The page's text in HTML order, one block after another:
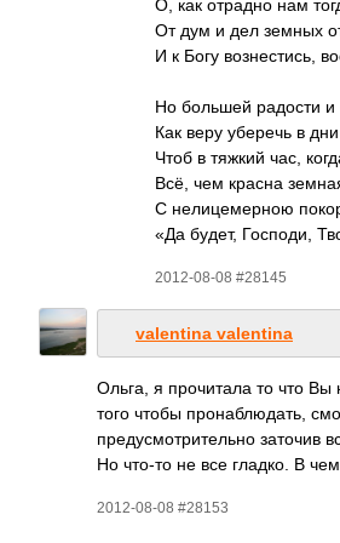
О, как отрадно нам
От дум и дел земных
И к Богу возн­ести­сь,
Но большей радости и
Как веру уберечь в
Чтоб в тяжкий час,
Всё, чем красна
С нели­цеме­рною
«Да будет, Госп­оди,
2012-08-08 #28145
valentina valentina
Ольга, я проч­итала то что Вы
того чтобы прон­аблю­дать,
пред­усмо­трит­ельно заточив
Но что-то не все гладко. В
2012-08-08 #28153